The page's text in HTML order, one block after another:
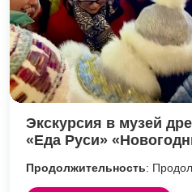
Экскурсия в музей
«Еда Руси»
Продолжительность: